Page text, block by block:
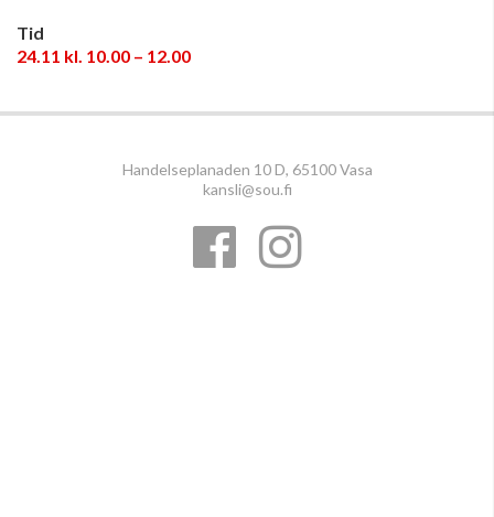
Tid
24.11 kl. 10.00 – 12.00
Handelseplanaden 10 D, 65100 Vasa
kansli@sou.fi